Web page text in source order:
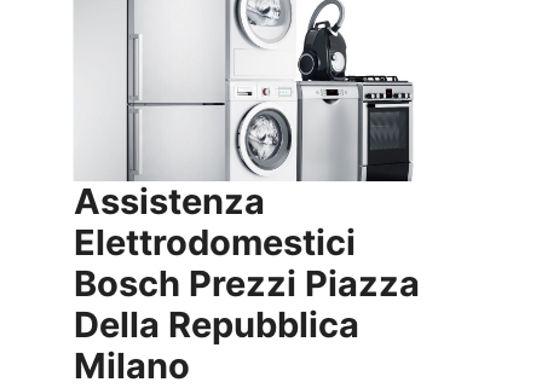
Assistenza
Elettrodomestici
Bosch Prezzi Piazza
Della Repubblica
Milano